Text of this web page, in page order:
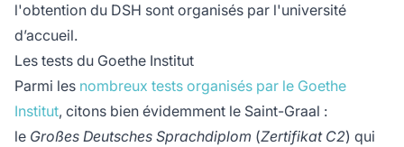
l'obtention du DSH sont organisés par l'université
d’accueil.
Les tests du Goethe Institut
Parmi les nombreux tests organisés par le Goethe
Institut, citons bien évidemment le Saint-Graal :
le Großes Deutsches Sprachdiplom (Zertifikat C2) qui